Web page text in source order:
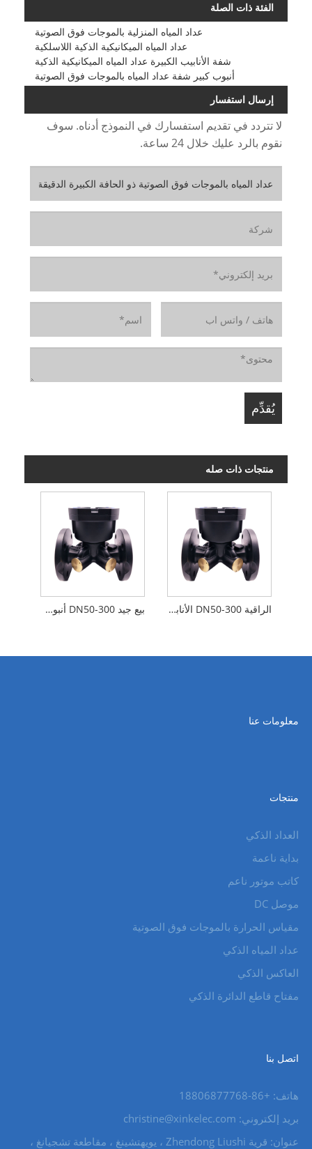
الفئة ذات الصلة
عداد المياه المنزلية بالموجات فوق الصوتية
عداد المياه الميكانيكية الذكية اللاسلكية
شفة الأنابيب الكبيرة عداد المياه الميكانيكية الذكية
أنبوب كبير شفة عداد المياه بالموجات فوق الصوتية
إرسال استفسار
لا تتردد في تقديم استفسارك في النموذج أدناه. سوف
نقوم بالرد عليك خلال 24 ساعة.
منتجات ذات صله
بيع جيد DN50-300 أنبوب كبير شفة عداد المياه بالموجات فوق الصوتية مع RS485 Modbus (m-bus) الراقية DN50-300 الأنابيب الكبيرة شفة المياه بالموجات فوق الصوتية متر مع NB-IOT
معلومات عنا
منتجات
العداد الذكي
بداية ناعمة
كاتب موتور ناعم
موصل DC
مقياس الحرارة بالموجات فوق الصوتية
عداد المياه الذكي
العاكس الذكي
مفتاح قاطع الدائرة الذكي
اتصل بنا
هاتف: +86-18806877768
بريد إلكتروني: christine@xinkelec.com
عنوان: قرية Zhendong Liushi ، يويهتشينغ ، مقاطعة تشجيانغ ،